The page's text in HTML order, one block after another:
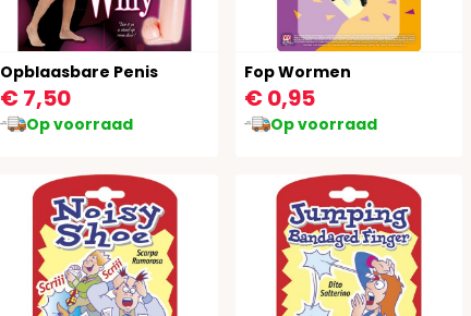
Opblaasbare Penis
€ 7,50
Op voorraad
Fop Wormen
€ 0,95
Op voorraad